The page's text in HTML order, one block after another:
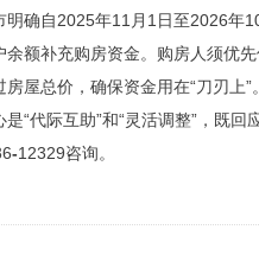
明确自2025年11月1日至2026年
额补充购房资金。购房人须优
屋总价，确保资金用在“刀刃上”
“代际互助”和“灵活调整”，既
-12329咨询。